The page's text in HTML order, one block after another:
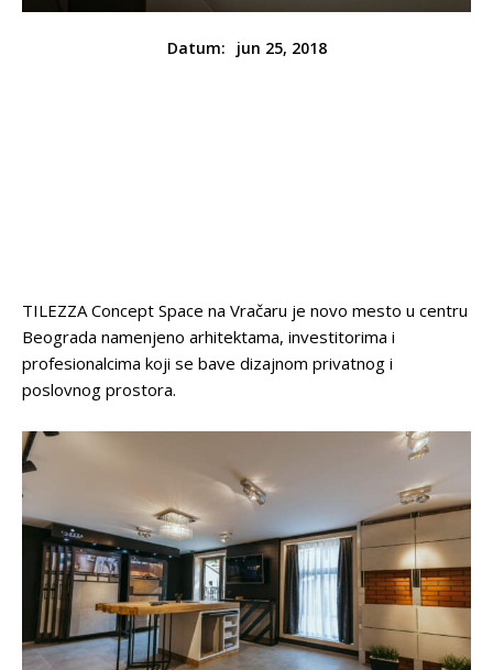
Datum: jun 25, 2018
TILEZZA Concept Space na Vračaru je novo mesto u centru
Beograda namenjeno arhitektama, investitorima i
profesionalcima koji se bave dizajnom privatnog i
poslovnog prostora.